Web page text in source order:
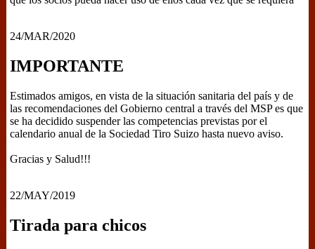
24/MAR/2020
IMPORTANTE
Estimados amigos, en vista de la situación sanitaria del país y de
las recomendaciones del Gobierno central a través del MSP es que
se ha decidido suspender las competencias previstas por el
calendario anual de la Sociedad Tiro Suizo hasta nuevo aviso.
Gracias y Salud!!!
22/MAY/2019
Tirada para chicos